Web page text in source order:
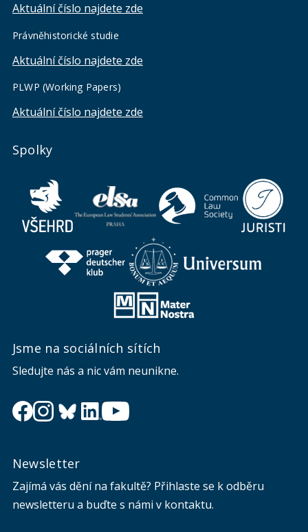
Aktuální číslo najdete zde
Právněhistorické studie
Aktuální číslo najdete zde
PLWP (Working Papers)
Aktuální číslo najdete zde
Spolky
Jsme na sociálních sítích
Sledujte nás a nic vám neunikne.
Newsletter
Zajímá vás dění na fakultě? Přihlaste se k odběru
newsletteru a buďte s námi v kontaktu.